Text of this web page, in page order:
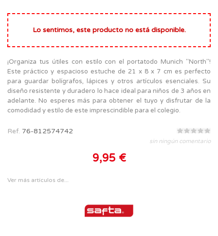
Lo sentimos, este producto no está disponible.
¡Organiza tus útiles con estilo con el portatodo Munich "North"!
Este práctico y espacioso estuche de 21 x 8 x 7 cm es perfecto
para guardar bolígrafos, lápices y otros artículos esenciales. Su
diseño resistente y duradero lo hace ideal para niños de 3 años en
adelante. No esperes más para obtener el tuyo y disfrutar de la
comodidad y estilo de este imprescindible para el colegio.
Ref. 76-812574742
sin ningún comentario
9,95 €
Ver más artículos de...